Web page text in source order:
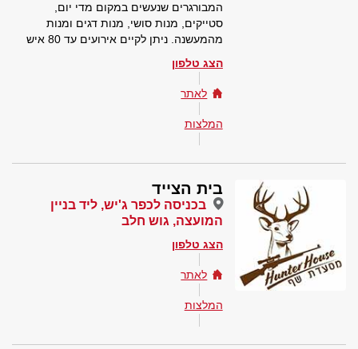
המבורגרים שנעשים במקום מדי יום,
סטייקים, מנות סושי, מנות דגים ומנות
מהמעשנה. ניתן לקיים אירועים עד 80 איש
הצג טלפון
לאתר
המלצות
בית הצייד
בכניסה לכפר ג'יש, ליד בניין
המועצה, גוש חלב
הצג טלפון
לאתר
המלצות